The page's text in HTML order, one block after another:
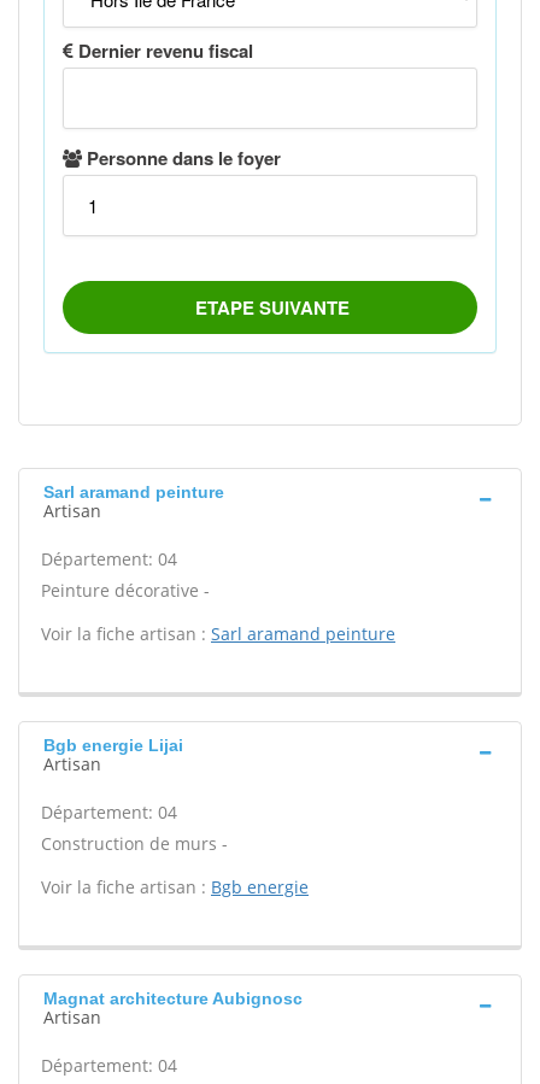
Sarl aramand peinture
Artisan
Département: 04
Peinture décorative -
Voir la fiche artisan : Sarl aramand peinture
Bgb energie Lijai
Artisan
Département: 04
Construction de murs -
Voir la fiche artisan : Bgb energie
Magnat architecture Aubignosc
Artisan
Département: 04